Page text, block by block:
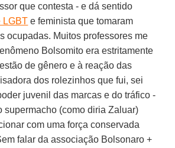
que contesta - e dá sentido
LGBT e feminista que tomaram
ocupadas. Muitos professores me
Bolsomito era estritamente
de gênero e à reação das
dos rolezinhos que fui, sei
juvenil das marcas e do tráfico -
supermacho (como diria Zaluar)
com uma força conservada
falar da associação Bolsonaro +